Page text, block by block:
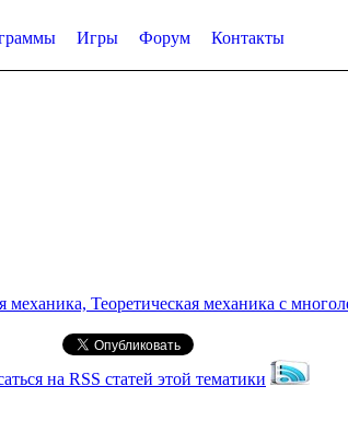
Игры Форум Контакты
Теоретическая механика с
на RSS статей этой тематики